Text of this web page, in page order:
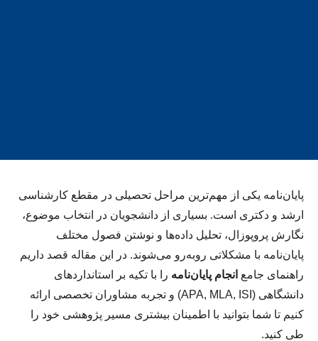
پایان‌نامه یکی از مهم‌ترین مراحل تحصیلی در مقطع کارشناسی
ارشد و دکتری است. بسیاری از دانشجویان در انتخاب موضوع،
نگارش پروپوزال، تحلیل داده‌ها و نوشتن فصول مختلف
پایان‌نامه با مشکلاتی روبه‌رو می‌شوند. در این مقاله قصد داریم
راهنمای جامع انجام پایان‌نامه را با تکیه بر استانداردهای
دانشگاهی (APA, MLA, ISI) و تجربه مشاوران تخصصی ارائه
کنیم تا شما بتوانید با اطمینان بیشتری مسیر پژوهشی خود را
طی کنید.